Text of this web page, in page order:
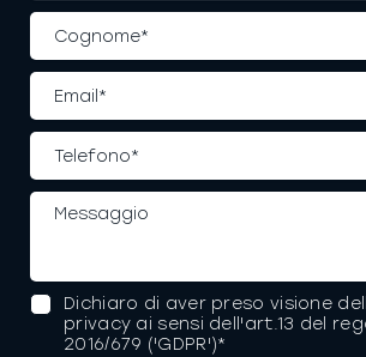
Dichiaro di aver preso visione
privacy ai sensi dell'art.13 del
2016/679 ('GDPR')*